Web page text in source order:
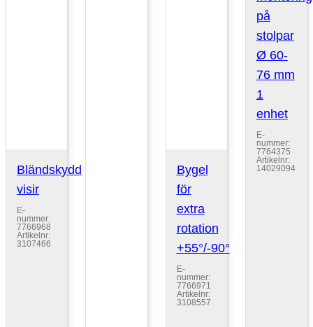
Bländskydd
visir
E-
nummer:
7766968
Artikelnr:
3107466
Bygel
för
extra
rotation
+55°/-90°
E-
nummer:
7766971
Artikelnr:
3108557
på
stolpar
Ø 60-
76 mm
1
enhet
E-
nummer:
7764375
Artikelnr:
14029094